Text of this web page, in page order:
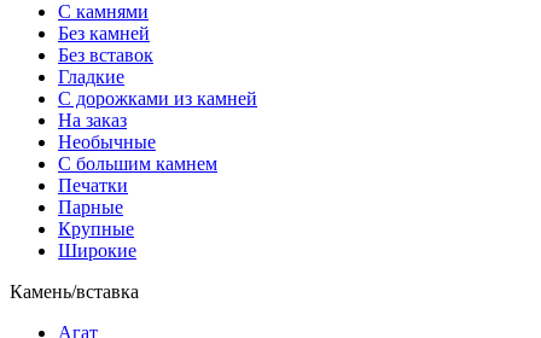
С камнями
Без камней
Без вставок
Гладкие
С дорожками из камней
На заказ
Необычные
С большим камнем
Печатки
Парные
Крупные
Широкие
Камень/вставка
Агат